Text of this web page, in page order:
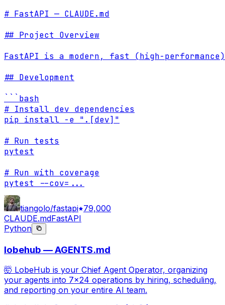
# FastAPI — CLAUDE.md
## Project Overview
FastAPI is a modern, fast (high-
## Development
```bash
# Install dev dependencies
pip install -e ".[dev]"
# Run tests
pytest
# Run with coverage
pytest --cov= ...
tiangolo/fastapi 79,000
CLAUDE.mdFastAPI
Python
lobehub — AGENTS.md
🤯 LobeHub is your Chief Agent Operator, organizing
your agents into 7×24 operations by hiring, scheduling,
and reporting on your entire AI team.